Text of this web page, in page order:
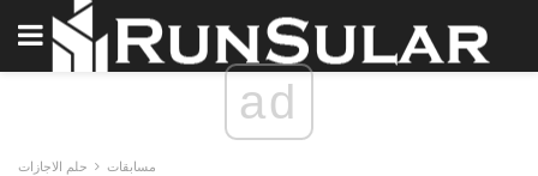
ad
مسابقات حلم الاجازات